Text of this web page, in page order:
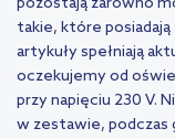
pozostają zarówno
takie, które
artykuły spełniają
oczekujemy od
przy napięciu 230 V.
w zestawie, podczas